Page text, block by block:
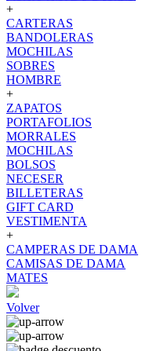
+
CARTERAS
BANDOLERAS
MOCHILAS
SOBRES
HOMBRE
+
ZAPATOS
PORTAFOLIOS
MORRALES
MOCHILAS
BOLSOS
NECESER
BILLETERAS
GIFT CARD
VESTIMENTA
+
CAMPERAS DE DAMA
CAMISAS DE DAMA
MATES
Volver